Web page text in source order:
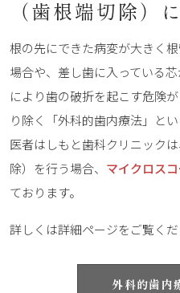
（歯根端切除）
根の先にできた病変が大きく
場合や、差し歯に入っている
により歯の破折を起こす危険
り除く「外科的歯内療法」と
医者はしもと歯科クリニック
除）を行う場合、 マイクロス
ております。
詳しくは詳細ページをご覧くだ
外科的歯内